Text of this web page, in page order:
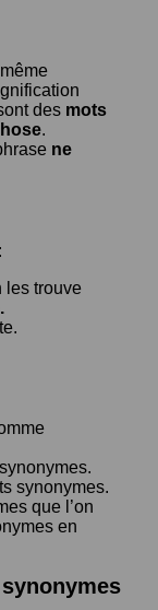
des mots
.
ne
les trouve
synonymes.
que l’on
en